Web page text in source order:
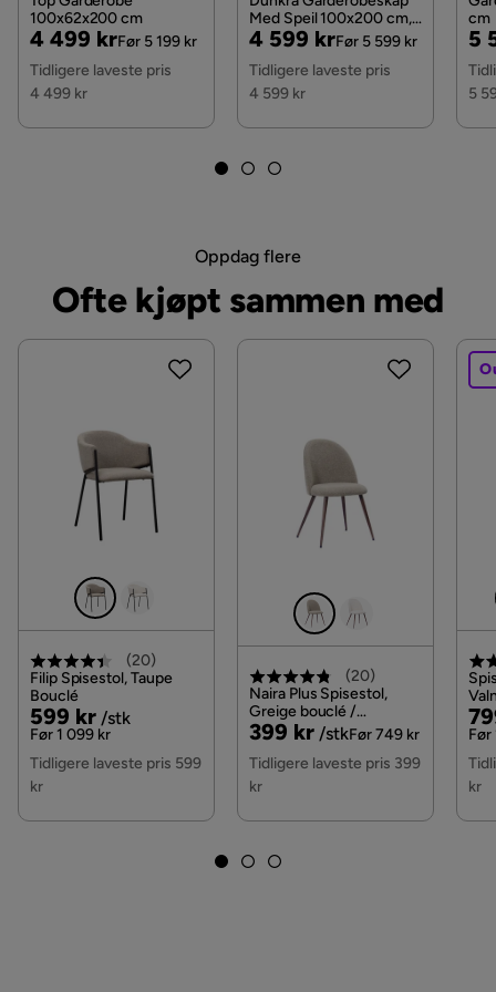
Fargenavn Mørkt asketre
Stil
Farge Brun,Natur
Serie
100x62x200 cm
Pris
4 499 kr
Original
Pris
Før 5 199 kr
Tidligere laveste pris
4 499 kr
Med Speil 100x200 cm,
Brun
Pris
4 599 kr
Original
Pris
Før 5 599 kr
Tidligere laveste pris
4 599 kr
cm
5
5
Oppdag flere
Ofte kjøpt sammen med
(20)
Filip Spisestol, Taupe
Bouclé
Pris
599 kr /stk
Original
Pris
Før 1 099 kr
Tidligere laveste pris 599
kr
(20)
Naira Plus Spisestol,
Greige bouclé /
Metallben valnøtt
Pris
399 kr /stk
Original
Pris
Før 749 kr
Tidligere laveste pris 399
kr
Før
kr